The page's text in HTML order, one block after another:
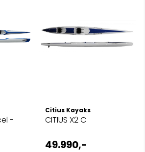
-
Citius Kayaks
CITIUS X2 C
49.990,-